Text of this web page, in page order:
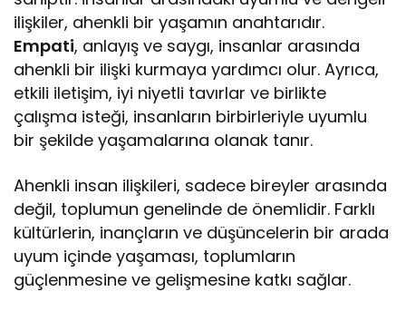
ilişkiler, ahenkli bir yaşamın anahtarıdır.
Empati, anlayış ve saygı, insanlar arasında
ahenkli bir ilişki kurmaya yardımcı olur. Ayrıca,
etkili iletişim, iyi niyetli tavırlar ve birlikte
çalışma isteği, insanların birbirleriyle uyumlu
bir şekilde yaşamalarına olanak tanır.
Ahenkli insan ilişkileri, sadece bireyler arasında
değil, toplumun genelinde de önemlidir. Farklı
kültürlerin, inançların ve düşüncelerin bir arada
uyum içinde yaşaması, toplumların
güçlenmesine ve gelişmesine katkı sağlar.